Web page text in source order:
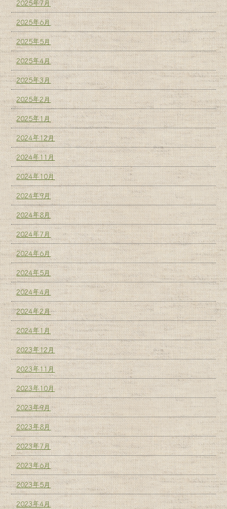
2025年7月
2025年6月
2025年5月
2025年4月
2025年3月
2025年2月
2025年1月
2024年12月
2024年11月
2024年10月
2024年9月
2024年8月
2024年7月
2024年6月
2024年5月
2024年4月
2024年2月
2024年1月
2023年12月
2023年11月
2023年10月
2023年9月
2023年8月
2023年7月
2023年6月
2023年5月
2023年4月